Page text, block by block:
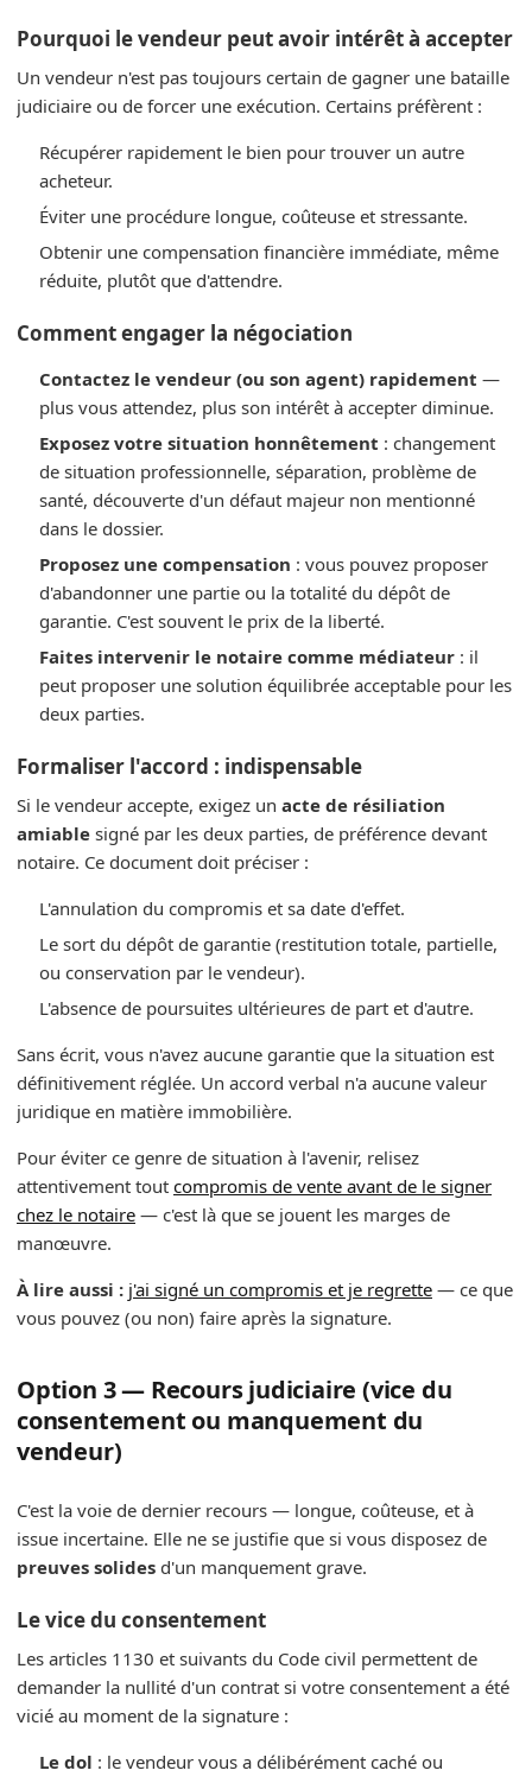
Pourquoi le vendeur peut avoir intérêt à accepter
Un vendeur n'est pas toujours certain de gagner une bataille
judiciaire ou de forcer une exécution. Certains préfèrent :
Récupérer rapidement le bien pour trouver un autre
acheteur.
Éviter une procédure longue, coûteuse et stressante.
Obtenir une compensation financière immédiate, même
réduite, plutôt que d'attendre.
Comment engager la négociation
Contactez le vendeur (ou son agent) rapidement —
plus vous attendez, plus son intérêt à accepter diminue.
Exposez votre situation honnêtement : changement
de situation professionnelle, séparation, problème de
santé, découverte d'un défaut majeur non mentionné
dans le dossier.
Proposez une compensation : vous pouvez proposer
d'abandonner une partie ou la totalité du dépôt de
garantie. C'est souvent le prix de la liberté.
Faites intervenir le notaire comme médiateur: il
peut proposer une solution équilibrée acceptable pour les
deux parties.
Formaliser l'accord : indispensable
Si le vendeur accepte, exigez un acte de résiliation
amiable signé par les deux parties, de préférence devant
notaire. Ce document doit préciser :
L'annulation du compromis et sa date d'effet.
Le sort du dépôt de garantie (restitution totale, partielle,
ou conservation par le vendeur).
L'absence de poursuites ultérieures de part et d'autre.
Sans écrit, vous n'avez aucune garantie que la situation est
définitivement réglée. Un accord verbal n'a aucune valeur
juridique en matière immobilière.
Pour éviter ce genre de situation à l'avenir, relisez
attentivement tout compromis de vente avant de le signer
chez le notaire — c'est là que se jouent les marges de
manœuvre.
À lire aussi : j'ai signé un compromis et je regrette — ce que
vous pouvez (ou non) faire après la signature.
Option 3 — Recours judiciaire (vice du
consentement ou manquement du
vendeur)
C'est la voie de dernier recours — longue, coûteuse, et à
issue incertaine. Elle ne se justifie que si vous disposez de
preuves solides d'un manquement grave.
Le vice du consentement
Les articles 1130 et suivants du Code civil permettent de
demander la nullité d'un contrat si votre consentement a été
vicié au moment de la signature :
Le dol : le vendeur vous a délibérément caché ou